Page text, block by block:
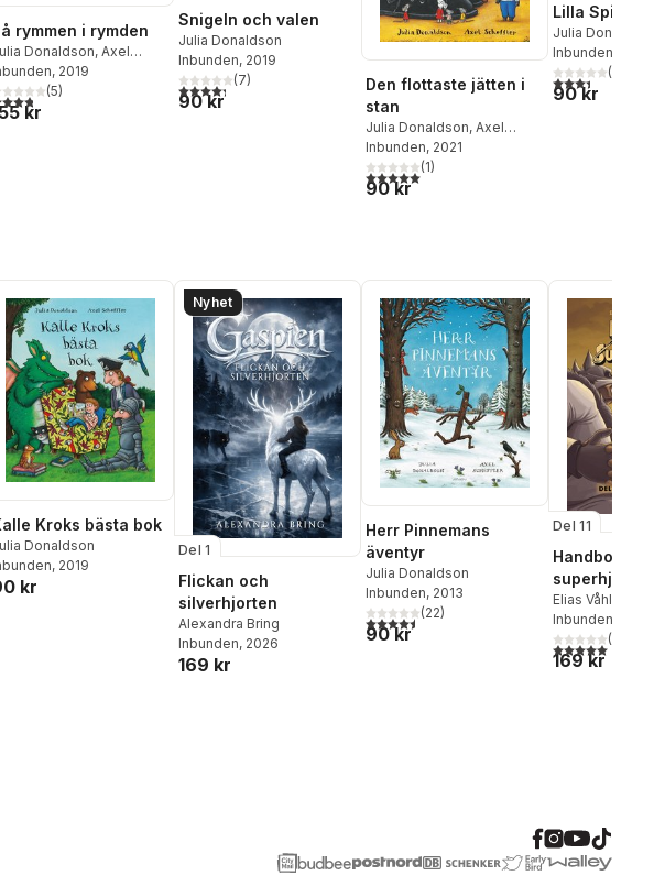
rymmen i rymden
Donaldson, Axel
, 2019
utav 5 stjärnor. Totalt antal röster:
(5)
kr
Snigeln och valen
Julia Donaldson
Inbunden, 2019
4,3utav 5 stjärnor. Totalt antal röster:
(7)
90 kr
Den flottaste jätten i
stan
Julia Donaldson, Axel
Scheffler
Inbunden, 2021
5,0utav 5 stjärnor. Totalt antal röster:
(1)
90 kr
Lilla Spigg
Julia Donaldson
Inbunden
3,4utav 5(
90 kr
Kroks bästa bok
Donaldson
, 2019
kr
Nyhet
Del 1
Flickan och
silverhjorten
Alexandra Bring
Inbunden, 2026
169 kr
Herr Pinnemans
äventyr
Julia Donaldson
Inbunden, 2013
4,5utav 5 stjärnor. Totalt antal röster:
(22)
90 kr
Del 11
Handbok för
superhjältar.
Superskurkar
Elias Våhlund
Våhlund
Inbunden
5,0utav 5(
169 kr